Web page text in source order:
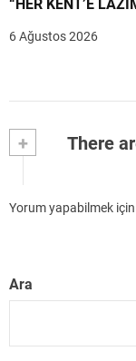
6 Ağustos 2026
+ There
Yorum yapabilmek için
Ara